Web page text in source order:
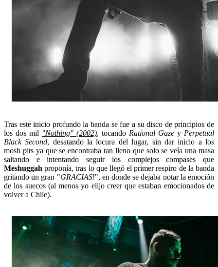
Tras este inicio profundo la banda se fue a su disco de principios de
los dos mil "Nothing" (2002), tocando Rational Gaze y Perpetual
Black Second, desatando la locura del lugar, sin dar inicio a los
mosh pits ya que se encontraba tan lleno que solo se veía una masa
saltando e intentando seguir los complejos compases que
Meshuggah proponía, tras lo que llegó el primer respiro de la banda
gritando un gran "GRACIAS!", en donde se dejaba notar la emoción
de los suecos (al menos yo elijo creer que estaban emocionados de
volver a Chile).